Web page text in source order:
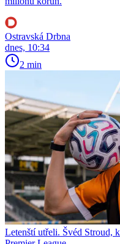
Ostravská Drbna
dnes, 10:34
2 min
Letenští utřeli. Švéd Stroud,